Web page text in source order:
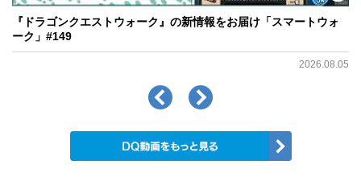
『ドラゴンクエストウォーク』の新情報をお届け「スマートウォ
ーク」#149
2026.08.05